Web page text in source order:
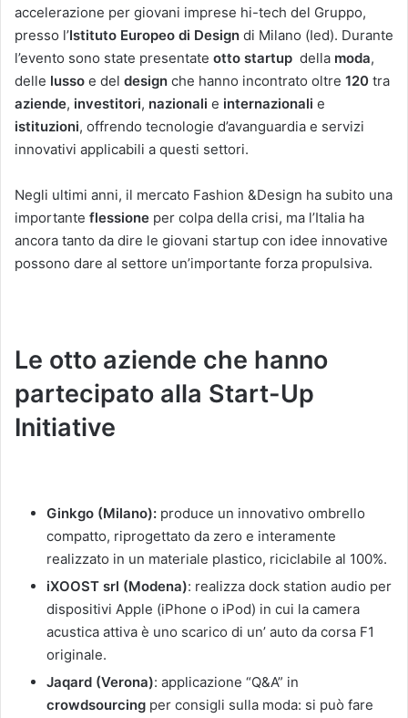
accelerazione per giovani imprese hi-tech del Gruppo,
presso l’Istituto Europeo di Design di Milano (Ied). Durante
l’evento sono state presentate otto startup della moda,
delle lusso e del design che hanno incontrato oltre 120 tra
aziende, investitori, nazionali e internazionali e
istituzioni, offrendo tecnologie d’avanguardia e servizi
innovativi applicabili a questi settori.
Negli ultimi anni, il mercato Fashion &Design ha subito una
importante flessione per colpa della crisi, ma l’Italia ha
ancora tanto da dire le giovani startup con idee innovative
possono dare al settore un’importante forza propulsiva.
Le otto aziende che hanno
partecipato alla Start-Up
Initiative
Ginkgo (Milano): produce un innovativo ombrello
compatto, riprogettato da zero e interamente
realizzato in un materiale plastico, riciclabile al 100%.
iXOOST srl (Modena): realizza dock station audio per
dispositivi Apple (iPhone o iPod) in cui la camera
acustica attiva è uno scarico di un’ auto da corsa F1
originale.
Jaqard (Verona): applicazione “Q&A” in
crowdsourcing per consigli sulla moda: si può fare